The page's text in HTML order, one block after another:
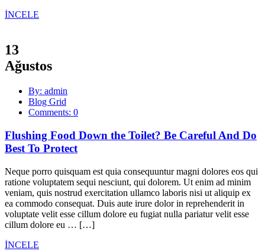
İNCELE
13
Ağustos
By: admin
Blog Grid
Comments: 0
Flushing Food Down the Toilet? Be Careful And Do
Best To Protect
Neque porro quisquam est quia consequuntur magni dolores eos qui
ratione voluptatem sequi nesciunt, qui dolorem. Ut enim ad minim
veniam, quis nostrud exercitation ullamco laboris nisi ut aliquip ex
ea commodo consequat. Duis aute irure dolor in reprehenderit in
voluptate velit esse cillum dolore eu fugiat nulla pariatur velit esse
cillum dolore eu … […]
İNCELE